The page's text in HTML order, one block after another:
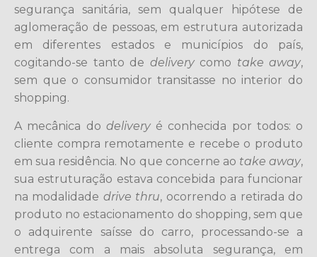
segurança sanitária, sem qualquer hipótese de
aglomeração de pessoas, em estrutura autorizada
em diferentes estados e municípios do país,
cogitando-se tanto de deliverycomo take away,
sem que o consumidor transitasse no interior do
shopping.
A mecânica do deliveryé conhecida por todos: o
cliente compra remotamente e recebe o produto
em sua residência. No que concerne ao take away,
sua estruturação estava concebida para funcionar
na modalidade drive thru, ocorrendo a retirada do
produto no estacionamento do shopping, sem que
o adquirente saísse do carro, processando-se a
entrega com a mais absoluta segurança, em